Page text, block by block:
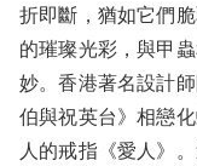
折即斷，猶如它們
的璀璨光彩，與甲
妙。香港著名設計
伯與祝英台》相戀
人的戒指《愛人》